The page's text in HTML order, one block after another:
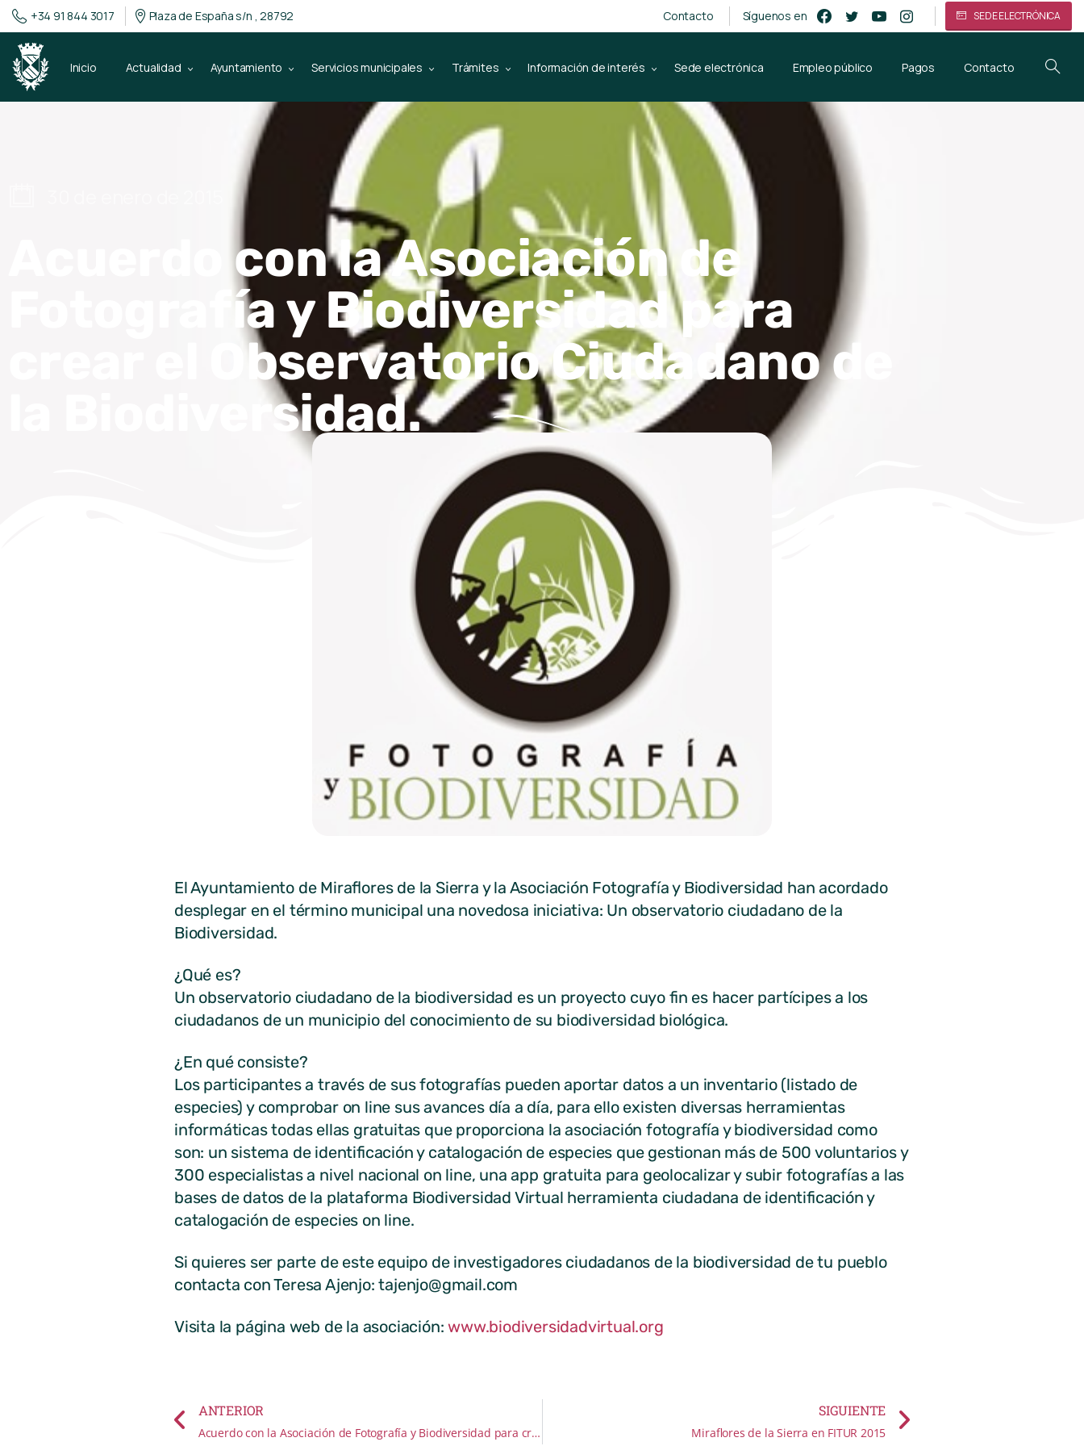
+34 91 844 3017 Plaza de España s/n , 28792 Contacto Síguenos en SEDE ELECTRÓNICA
Inicio Actualidad Ayuntamiento Servicios municipales Trámites Información de interés Sede electrónica Empleo público Pagos Contacto
Acuerdo con la Asociación de
Fotografía y Biodiversidad para
crear el Observatorio Ciudadano de
la Biodiversidad.
El Ayuntamiento de Miraflores de la Sierra y la Asociación Fotografía y Biodiversidad han acordado
desplegar en el término municipal una novedosa iniciativa: Un observatorio ciudadano de la
Biodiversidad.
¿Qué es?
Un observatorio ciudadano de la biodiversidad es un proyecto cuyo fin es hacer partícipes a los
ciudadanos de un municipio del conocimiento de su biodiversidad biológica.
¿En qué consiste?
Los participantes a través de sus fotografías pueden aportar datos a un inventario (listado de
especies) y comprobar on line sus avances día a día, para ello existen diversas herramientas
informáticas todas ellas gratuitas que proporciona la asociación fotografía y biodiversidad como
son: un sistema de identificación y catalogación de especies que gestionan más de 500 voluntarios y
300 especialistas a nivel nacional on line, una app gratuita para geolocalizar y subir fotografías a las
bases de datos de la plataforma Biodiversidad Virtual herramienta ciudadana de identificación y
catalogación de especies on line.
Si quieres ser parte de este equipo de investigadores ciudadanos de la biodiversidad de tu pueblo
contacta con Teresa Ajenjo: tajenjo@gmail.com
Visita la página web de la asociación:www.biodiversidadvirtual.org
ANTERIOR
Acuerdo con la Asociación de Fotografía y Biodiversidad para crear el Observatorio Ciudadano de la Biodiversidad.
SIGUIENTE
Miraflores de la Sierra en FITUR 2015